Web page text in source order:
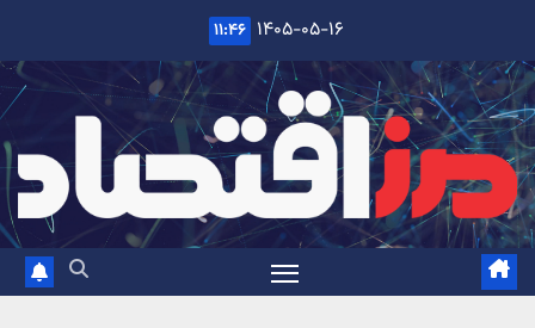
content
۱۴۰۵-۰۵-۱۶ ۱۱:۴۶